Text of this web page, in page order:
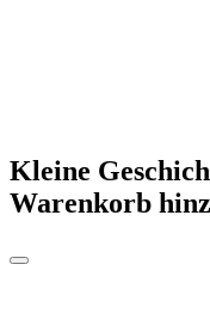
Kleine
Warenkorb